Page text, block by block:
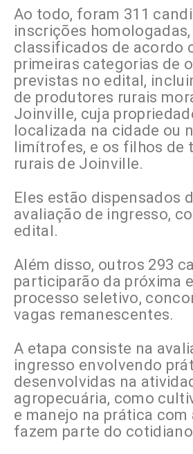
Ao todo, foram 311
inscrições
classificados de acordo
primeiras categorias de
previstas no edital,
de produtores rurais
Joinville, cuja
localizada na cidade ou
limítrofes, e os filhos de
rurais de Joinville.
Eles estão dispensados
avaliação de ingresso,
edital.
Além disso, outros 293
participarão da próxima
processo seletivo,
vagas remanescentes.
A etapa consiste na
ingresso envolvendo
desenvolvidas na
agropecuária, como
e manejo na prática com
fazem parte do